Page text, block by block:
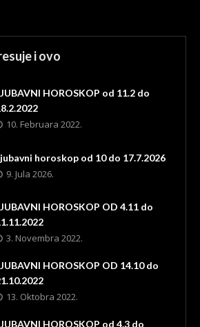
i ovo
HOROSKOP od 11.2 do
10. Februara 2022.
horoskop od 10 do 17.7.2026
9. Jula 2026.
HOROSKOP OD 4.11 do
3. Novembra 2022.
HOROSKOP OD 14.10 do
13. Oktobra 2022.
HOROSKOP od 4.3 do